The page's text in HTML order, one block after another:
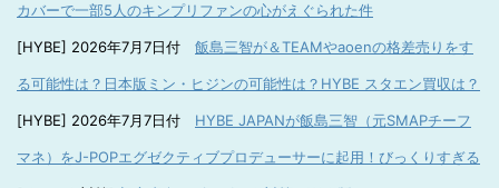
カバーで一部5人のキンプリファンの心がえぐられた件
[HYBE] 2026年7月7日付 飯島三智が＆TEAMやaoenの格差売りをす
る可能性は？日本版ミン・ヒジンの可能性は？HYBE スタエン買収は？
[HYBE] 2026年7月7日付 HYBE JAPANが飯島三智（元SMAPチーフ
マネ）をJ-POPエグゼクティブプロデューサーに起用！びっくりすぎる